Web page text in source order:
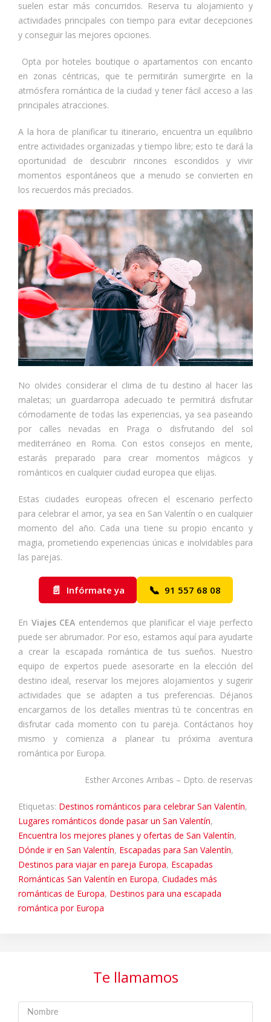
suelen estar más concurridos. Reserva tu alojamiento y
actividades principales con tiempo para evitar decepciones
y conseguir las mejores opciones.
Opta por hoteles boutique o apartamentos con encanto
en zonas céntricas, que te permitirán sumergirte en la
atmósfera romántica de la ciudad y tener fácil acceso a las
principales atracciones.
A la hora de planificar tu itinerario, encuentra un equilibrio
entre actividades organizadas y tiempo libre; esto te dará la
oportunidad de descubrir rincones escondidos y vivir
momentos espontáneos que a menudo se convierten en
los recuerdos más preciados.
No olvides considerar el clima de tu destino al hacer las
maletas; un guardarropa adecuado te permitirá disfrutar
cómodamente de todas las experiencias, ya sea paseando
por calles nevadas en Praga o disfrutando del sol
mediterráneo en Roma. Con estos consejos en mente,
estarás preparado para crear momentos mágicos y
románticos en cualquier ciudad europea que elijas.
Estas ciudades europeas ofrecen el escenario perfecto
para celebrar el amor, ya sea en San Valentín o en cualquier
momento del año. Cada una tiene su propio encanto y
magia, prometiendo experiencias únicas e inolvidables para
las parejas.
📄 Infórmate ya 📞 91 557 68 08
En Viajes CEA entendemos que planificar el viaje perfecto
puede ser abrumador. Por eso, estamos aquí para ayudarte
a crear la escapada romántica de tus sueños. Nuestro
equipo de expertos puede asesorarte en la elección del
destino ideal, reservar los mejores alojamientos y sugerir
actividades que se adapten a tus preferencias. Déjanos
encargarnos de los detalles mientras tú te concentras en
disfrutar cada momento con tu pareja. Contáctanos hoy
mismo y comienza a planear tu próxima aventura
romántica por Europa.
Esther Arcones Arribas – Dpto. de reservas
Etiquetas: Destinos románticos para celebrar San Valentín,
Lugares románticos donde pasar un San Valentín,
Encuentra los mejores planes y ofertas de San Valentín,
Dónde ir en San Valentín, Escapadas para San Valentín,
Destinos para viajar en pareja Europa, Escapadas
Románticas San Valentín en Europa, Ciudades más
románticas de Europa, Destinos para una escapada
romántica por Europa
Te llamamos